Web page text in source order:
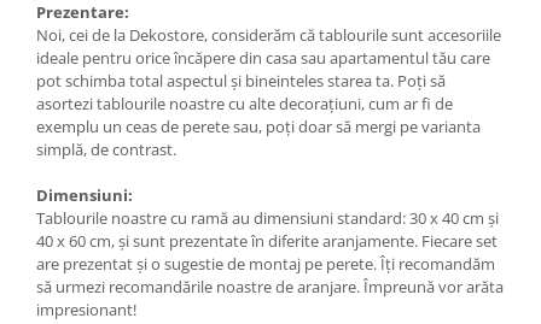
Tricouri cadou 20 ani
Tricouri cadou 30 ani
Tricouri cadou 40 ani
Tricouri cadou 50 ani
Tricouri cadou 60 ani
Tricouri motociclisti
Tricouri enduro
Tricouri offroad
Tricouri biciclisti
Prezentare:
Noi, cei de la Dekostore, considerăm că tablourile sunt accesoriile
ideale pentru orice încăpere din casa sau apartamentul tău care
pot schimba total aspectul și bineinteles starea ta. Poți să
asortezi tablourile noastre cu alte decorațiuni, cum ar fi de
exemplu un ceas de perete sau, poți doar să mergi pe varianta
simplă, de contrast.
Dimensiuni:
Tablourile noastre cu ramă au dimensiuni standard: 30 x 40 cm și
40 x 60 cm, și sunt prezentate în diferite aranjamente. Fiecare set
are prezentat și o sugestie de montaj pe perete. Îți recomandăm
să urmezi recomandările noastre de aranjare. Împreună vor arăta
impresionant!